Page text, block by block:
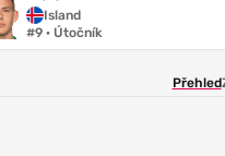
Island
#9 · Útočník
Přehled